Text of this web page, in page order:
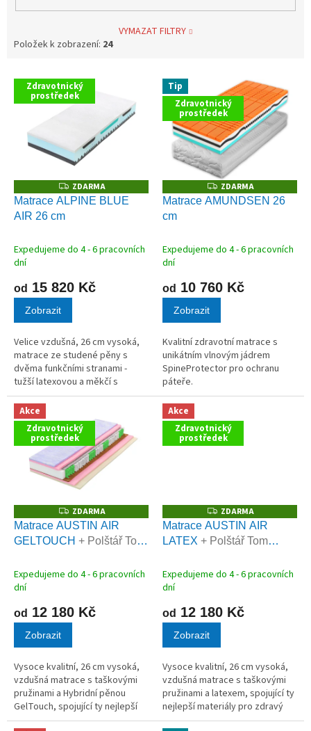
VYMAZAT FILTRY
Položek k zobrazení: 24
V
Zdravotnický
prostředek
Z
D
A
ZDARMA
Matrace ALPINE BLUE
AIR 26 cm
Expedujeme do 4 - 6 pracovních
dní
od 15 820 Kč
Zobrazit
Velice vzdušná, 26 cm vysoká,
matrace ze studené pěny s
dvěma funkčními stranami -
tužší latexovou a měkčí s
paměťovou pěnou.
Tip
Zdravotnický
prostředek
Z
D
A
ZDARMA
Matrace AMUNDSEN 26
cm
Expedujeme do 4 - 6 pracovních
dní
od 10 760 Kč
Zobrazit
Kvalitní zdravotní matrace s
unikátním vlnovým jádrem
SpineProtector pro ochranu
páteře.
Akce
Zdravotnický
prostředek
Z
D
A
R
ZDARMA
Matrace AUSTIN AIR
GELTOUCH + Polštář Tom
Expedujeme do 4 - 6 pracovních
dní
od 12 180 Kč
Zobrazit
Vysoce kvalitní, 26 cm vysoká,
vzdušná matrace s taškovými
pružinami a Hybridní pěnou
GelTouch, spojující ty nejlepší
materiály pro zdravý spánek.
Akce
Zdravotnický
prostředek
Z
D
A
R
ZDARMA
Matrace AUSTIN AIR
LATEX + Polštář Tom
Expedujeme do 4 - 6 pracovních
dní
od 12 180 Kč
Zobrazit
Vysoce kvalitní, 26 cm vysoká,
vzdušná matrace s taškovými
pružinami a latexem, spojující ty
nejlepší materiály pro zdravý
spánek. AKCE polštář Tom